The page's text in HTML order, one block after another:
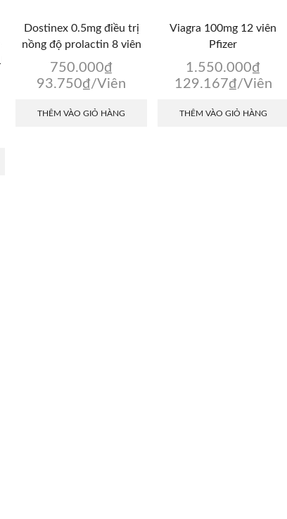
Dostinex 0.5mg điều trị
nồng độ prolactin 8 viên
750.000₫
93.750₫/Viên
THÊM VÀO GIỎ HÀNG
Viagra 100mg 12 viên
Pfizer
1.550.000₫
129.167₫/Viên
THÊM VÀO GIỎ HÀNG